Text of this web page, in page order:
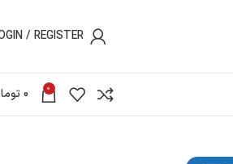
/ REGISTER
0
0